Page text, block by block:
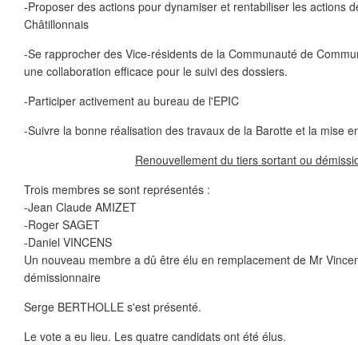
-Proposer des actions pour dynamiser et rentabiliser les actions
Châtillonnais
-Se rapprocher des Vice-résidents de la Communauté de
une collaboration efficace pour le suivi des dossiers.
-Participer activement au bureau de l'EPIC
-Suivre la bonne réalisation des travaux de la Barotte et la mise
Renouvellement du tiers sortant ou
Trois membres se sont représentés :
-Jean Claude AMIZET
-Roger SAGET
-Daniel VINCENS
Un nouveau membre a dû être élu en remplacement de Mr
démissionnaire
Serge BERTHOLLE s'est présenté.
Le vote a eu lieu. Les quatre candidats ont été élus.